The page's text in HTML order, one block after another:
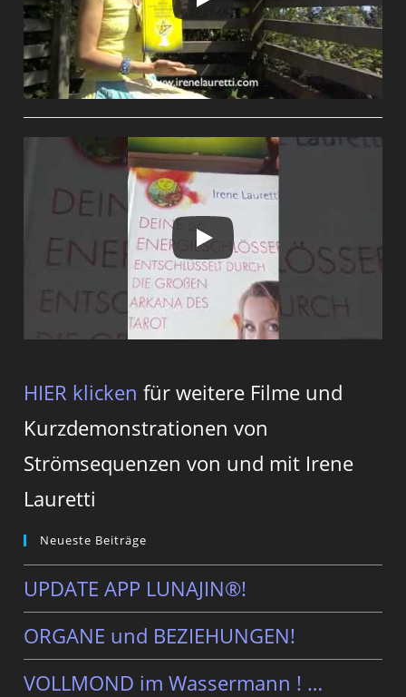
HIER klicken für weitere Filme und
Kurzdemonstrationen von
Strömsequenzen von und mit Irene
Lauretti
Neueste Beiträge
UPDATE APP LUNAJIN®!
ORGANE und BEZIEHUNGEN!
VOLLMOND im Wassermann ! …